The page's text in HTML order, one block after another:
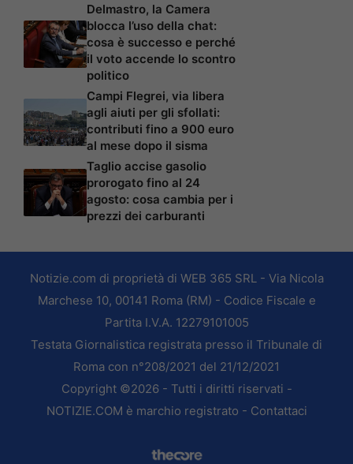
Delmastro, la Camera
blocca l’uso della chat:
cosa è successo e perché
il voto accende lo scontro
politico
Campi Flegrei, via libera
agli aiuti per gli sfollati:
contributi fino a 900 euro
al mese dopo il sisma
Taglio accise gasolio
prorogato fino al 24
agosto: cosa cambia per i
prezzi dei carburanti
Notizie.com di proprietà di WEB 365 SRL - Via Nicola
Marchese 10, 00141 Roma (RM) - Codice Fiscale e
Partita I.V.A. 12279101005
Testata Giornalistica registrata presso il Tribunale di
Roma con n°208/2021 del 21/12/2021
Copyright ©2026 - Tutti i diritti riservati -
NOTIZIE.COM è marchio registrato - Contattaci